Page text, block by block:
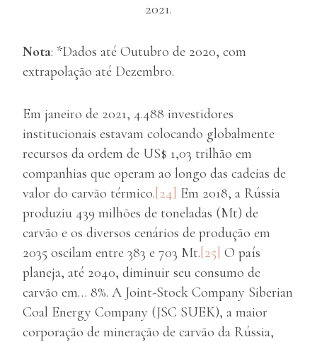
2021.
Nota: *Dados até Outubro de 2020, com
extrapolação até Dezembro.
Em janeiro de 2021, 4.488 investidores
institucionais estavam colocando globalmente
recursos da ordem de US$ 1,03 trilhão em
companhias que operam ao longo das cadeias de
valor do carvão térmico.[24] Em 2018, a Rússia
produziu 439 milhões de toneladas (Mt) de
carvão e os diversos cenários de produção em
2035 oscilam entre 383 e 703 Mt.[25] O país
planeja, até 2040, diminuir seu consumo de
carvão em… 8%. A Joint-Stock Company Siberian
Coal Energy Company (JSC SUEK), a maior
corporação de mineração de carvão da Rússia,